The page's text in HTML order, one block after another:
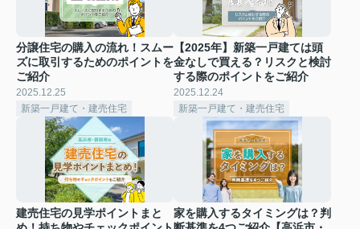
分譲住宅の購入の流れ！スムー
ズに取引するためのポイントを
ご紹介
2025.12.25
新築一戸建て・建売住宅
【2025年】新築一戸建ては頭
金なしで買える？リスクと検討
する際のポイントをご紹介
2025.12.24
新築一戸建て・建売住宅
建売住宅の見学ポイントまと
家を購入するタイミングは？判